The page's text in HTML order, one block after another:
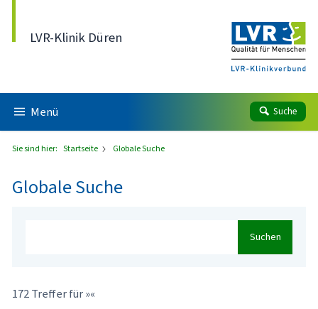
LVR-Klinik Düren
Menü Suche
Sie sind hier: Startseite Globale Suche
Globale Suche
Suchen
172 Treffer für »«